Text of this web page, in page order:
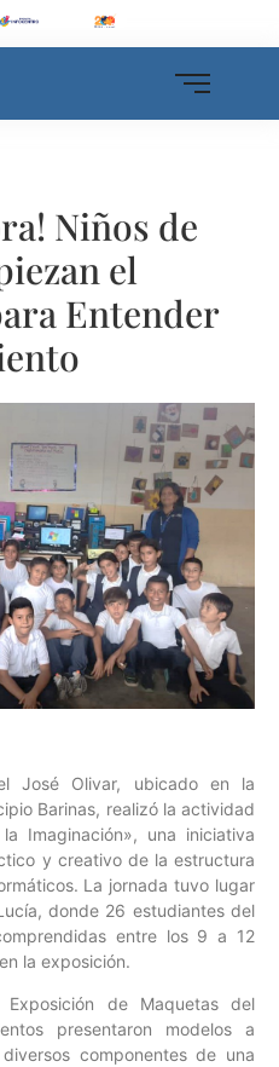
Niños de
el
Entender
José Olivar, ubicado en la
Barinas, realizó la actividad
Imaginación», una iniciativa
y creativo de la estructura
La jornada tuvo lugar
donde 26 estudiantes del
entre los 9 a 12
la exposición.
de Maquetas del
presentaron modelos a
componentes de una